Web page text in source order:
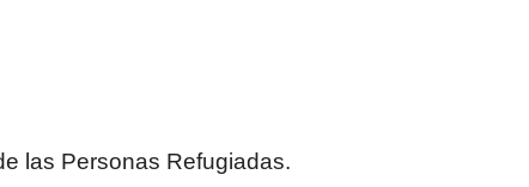
las Personas Refugiadas.